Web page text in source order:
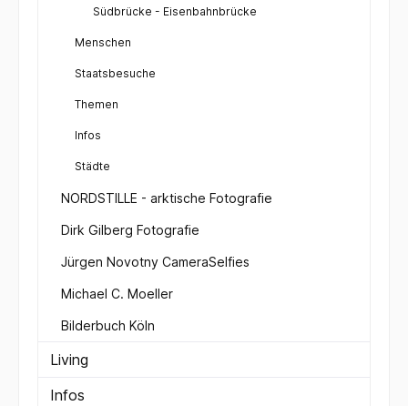
Südbrücke - Eisenbahnbrücke
Menschen
Staatsbesuche
Themen
Infos
Städte
NORDSTILLE - arktische Fotografie
Dirk Gilberg Fotografie
Jürgen Novotny CameraSelfies
Michael C. Moeller
Bilderbuch Köln
Living
Infos